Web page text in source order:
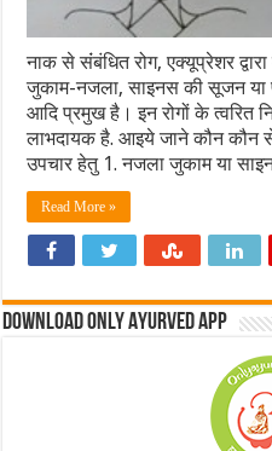
नाक से संंबंधित रोग, एक्यूप्रेशर
जुकाम-नजला, साइनस की सूजन या
आदि प्रमुख है। इन रोगों के त्वरित
लाभदायक है. आइये जाने कौन कौन
उपचार हेतु 1. नजला जुकाम या
Read More »
Download Only Ayurved App